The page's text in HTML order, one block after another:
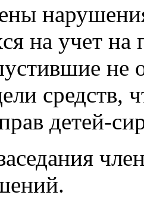
на учет на
не
средств,
детей-